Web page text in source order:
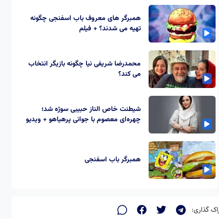
همبرگر های معروف باب اسفنجی چگونه
تهیه می شدند؟ + فیلم
محمدرضا شریفی نیا چگونه بازیگر انتخاب
می کند؟
شیطنت خاص الناز حبیبی سوژه شد؛
چهره‌ای معصوم با جوانی پرهیاهو + ویدیو
همبرگر باب اسفنجی
گذاری: